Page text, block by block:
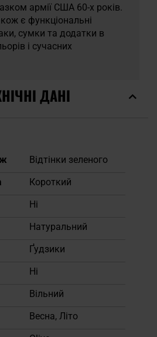
армії США 60-х років.
є функціональні
сумки та додатки в
і сучасних
ДАНІ
Відтінки зеленого
Короткий
Ні
Натуральний
Ґудзики
Ні
Вільний
Весна, Літо